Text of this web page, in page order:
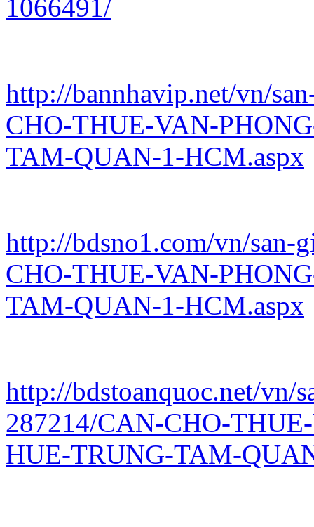
1066491/
http://bannhavip.net/vn/
CHO-THUE-VAN-
TAM-QUAN-1-HCM.aspx
http://bdsno1.com/vn/san-
CHO-THUE-VAN-
TAM-QUAN-1-HCM.aspx
http://bdstoanquoc.net/vn/
287214/CAN-CHO-
HUE-TRUNG-TAM-